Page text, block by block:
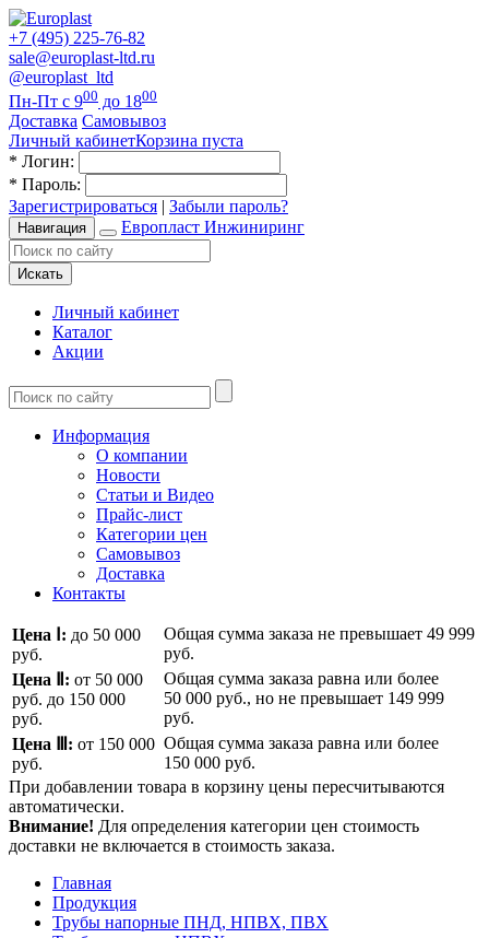
+7 (495) 225-76-82
sale@europlast-ltd.ru
@europlast_ltd
Пн-Пт с 900 до 1800
Доставка Самовывоз
Личный кабинетКорзина пуста
* Логин:
* Пароль:
Зарегистрироваться | Забыли пароль?
Навигация Европласт Инжиниринг
Искать
Личный кабинет
Каталог
Акции
Информация
О компании
Новости
Статьи и Видео
Прайс-лист
Категории цен
Самовывоз
Доставка
Контакты
Цена Ⅰ: до 50 000
руб.
Общая сумма заказа не превышает 49 999
руб.
Цена Ⅱ: от 50 000
руб. до 150 000
руб.
Общая сумма заказа равна или более
50 000 руб., но не превышает 149 999
руб.
Цена Ⅲ: от 150 000
руб.
Общая сумма заказа равна или более
150 000 руб.
При добавлении товара в корзину цены пересчитываются
автоматически.
Внимание! Для определения категории цен стоимость
доставки не включается в стоимость заказа.
Главная
Продукция
Трубы напорные ПНД, НПВХ, ПВХ